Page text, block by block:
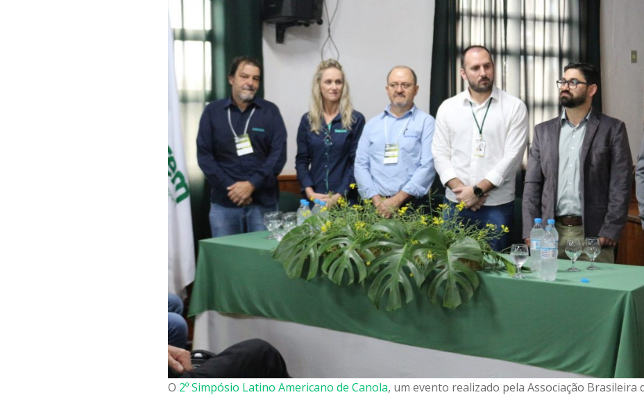
O 2º Simpósio Latino Americano de Canola, um evento realizado pela Associação Brasileira